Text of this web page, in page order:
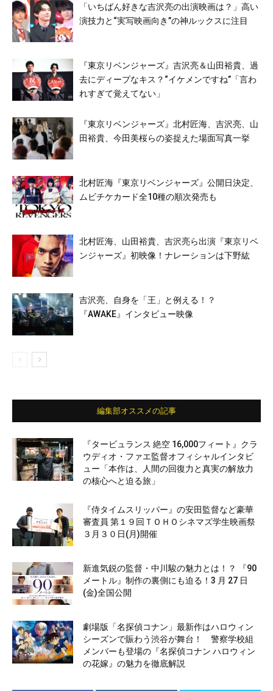
「いちばん好きな吉沢亮の出演映画は？」高い
演技力と“実写映画向き”の神ルックスに注目
『東京リベンジャーズ』吉沢亮＆山田裕貴、過
去にディープなキス？“イケメンですね”「言わ
れすぎて覚えてない」
『東京リベンジャーズ』北村匠海、吉沢亮、山
田裕貴、今田美桜らの姿捉えた場面写真一挙
北村匠海『東京リベンジャーズ』公開日決定、
ムビチケカード全10種の順次発売も
北村匠海、山田裕貴、吉沢亮ら出演『東京リベ
ンジャーズ』初映像！ナレーションは下野紘
吉沢亮、自身を「王」と例える！？
『AWAKE』インタビュー映像
編集部オススメの記事
『タービュランス 絶空 16,000フィート』クラ
ウディオ・ファエ監督オフィシャルインタビ
ュー「本作は、人間の回復力と真実の解放力
の核心へと迫る旅」
『侍タイムスリッパー』の安田監督など豪華
審査員 第１９回ＴＯＨＯシネマズ学生映画祭
３月３０日(月)開催
新進気鋭の監督・中川駿の魅力とは！？ 『90
メートル』制作の裏側にも迫る！3 月 27 日
(金)全国公開
劇場版「名探偵コナン」最新作はハロウィン
シーズンで賑わう渋谷が舞台！ 警察学校組
メンバーも登場の『名探偵コナン ハロウィン
の花嫁』の魅力を徹底解説